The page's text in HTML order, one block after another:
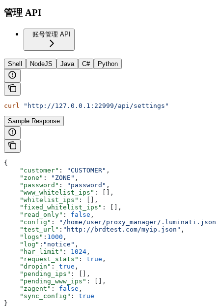
管理 API
账号管理 API
Shell NodeJS Java C# Python
curl "http://127.0.0.1:22999/api/settings"
Sample Response
{
    "customer"
: "CUSTOMER" ,
    "zone"
: "ZONE" ,
    "password"
: "password" ,
    "www_whitelist_ips"
: [],
    "whitelist_ips"
: [],
    "fixed_whitelist_ips"
: [],
    "read_only"
: false ,
    "config"
:
"/home/user/proxy_manager/.luminati.json"
    "test_url"
: "http://brdtest.com/myip.json" ,
    "logs"
: 1000 ,
    "log"
: "notice" ,
    "har_limit"
: 1024 ,
    "request_stats"
: true ,
    "dropin"
: true ,
    "pending_ips"
: [],
    "pending_www_ips"
: [],
    "zagent"
: false ,
    "sync_config"
: true
}